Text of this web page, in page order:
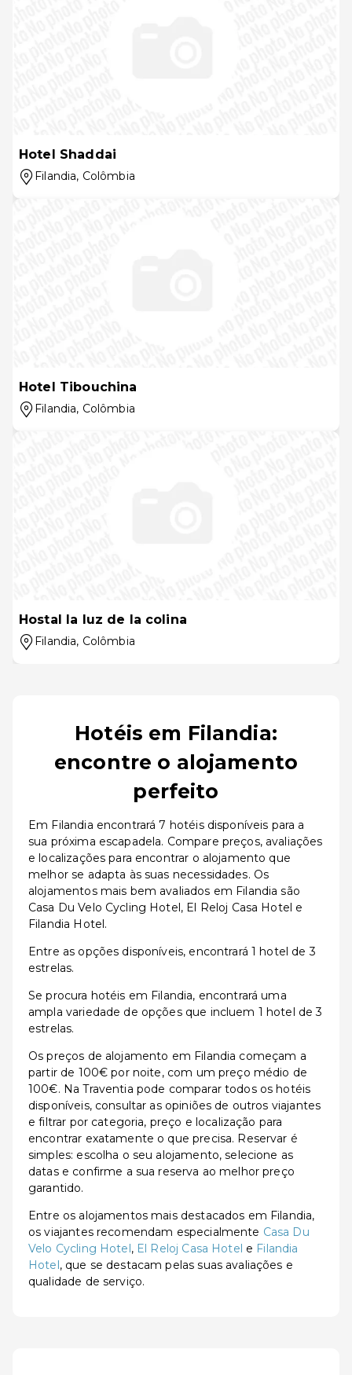
Hotel Shaddai
Filandia, Colômbia
Hotel Tibouchina
Filandia, Colômbia
Hostal la luz de la colina
Filandia, Colômbia
Hotéis em Filandia:
encontre o alojamento
perfeito
Em Filandia encontrará 7 hotéis disponíveis para a
sua próxima escapadela. Compare preços, avaliações
e localizações para encontrar o alojamento que
melhor se adapta às suas necessidades. Os
alojamentos mais bem avaliados em Filandia são
Casa Du Velo Cycling Hotel, El Reloj Casa Hotel e
Filandia Hotel.
Entre as opções disponíveis, encontrará 1 hotel de 3
estrelas.
Se procura hotéis em Filandia, encontrará uma
ampla variedade de opções que incluem 1 hotel de 3
estrelas.
Os preços de alojamento em Filandia começam a
partir de 100€ por noite, com um preço médio de
100€. Na Traventia pode comparar todos os hotéis
disponíveis, consultar as opiniões de outros viajantes
e filtrar por categoria, preço e localização para
encontrar exatamente o que precisa. Reservar é
simples: escolha o seu alojamento, selecione as
datas e confirme a sua reserva ao melhor preço
garantido.
Entre os alojamentos mais destacados em Filandia,
os viajantes recomendam especialmente Casa Du
Velo Cycling Hotel, El Reloj Casa Hotel e Filandia
Hotel, que se destacam pelas suas avaliações e
qualidade de serviço.